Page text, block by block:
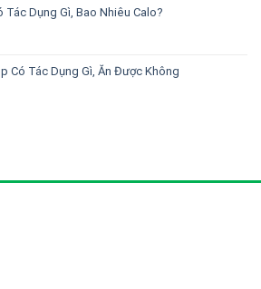
Tác Dụng Gì, Bao Nhiêu Calo?
Có Tác Dụng Gì, Ăn Được Không